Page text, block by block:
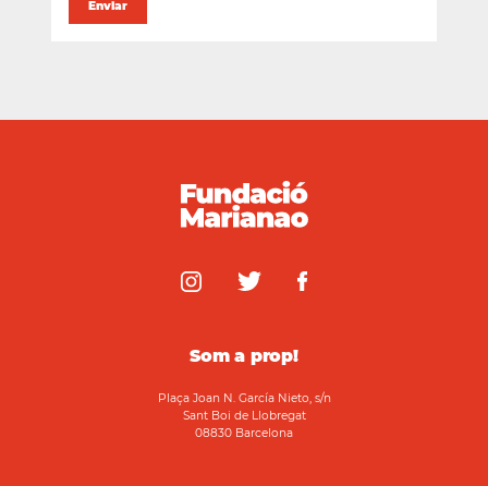
Som a prop!
Plaça Joan N. García Nieto, s/n
Sant Boi de Llobregat
08830 Barcelona